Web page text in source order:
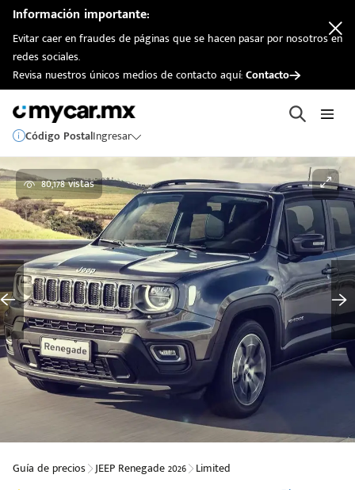
Información importante:
Evitar caer en fraudes de páginas que se hacen pasar por nosotros en
redes sociales.
Revisa nuestros únicos medios de contacto aquí:Contacto
Código PostalIngresar
80,178 vistas
Guía de precios JEEP Renegade 2026 Limited